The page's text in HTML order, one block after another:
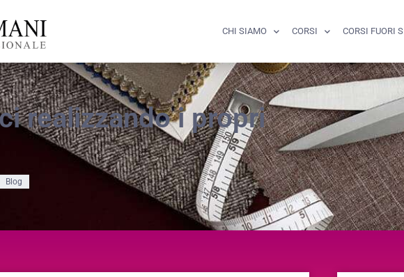
CHI SIAMO CORSI CORSI FUORI
realizzando i propri
Blog